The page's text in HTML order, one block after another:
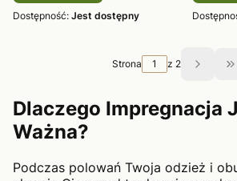
Dostępność: Jest dostępny
Strona z 2
Dlaczego Impregnacja
Ważna?
Podczas polowań Twoja odzież i